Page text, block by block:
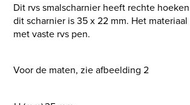
Dit rvs smalscharnier heeft rechte
dit scharnier is 35 x 22 mm. Het
met vaste rvs pen.
Voor de maten, zie afbeelding 2